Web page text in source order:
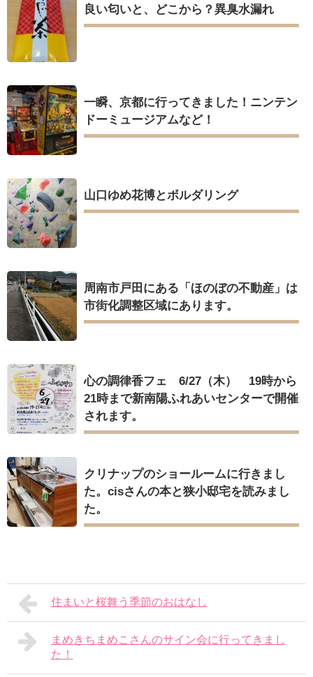
良い匂いと、どこから？異臭水漏れ
一瞬、京都に行ってきました！ニンテン
ドーミュージアムなど！
山口ゆめ花博とボルダリング
周南市戸田にある「ほのぼの不動産」は
市街化調整区域にあります。
心の調律香フェ 6/27（木） 19時から
21時まで新南陽ふれあいセンターで開催
されます。
クリナップのショールームに行きまし
た。cisさんの本と狭小邸宅を読みまし
た。
住まいと桜舞う季節のおはなし
まめきちまめこさんのサイン会に行ってきまし
た！